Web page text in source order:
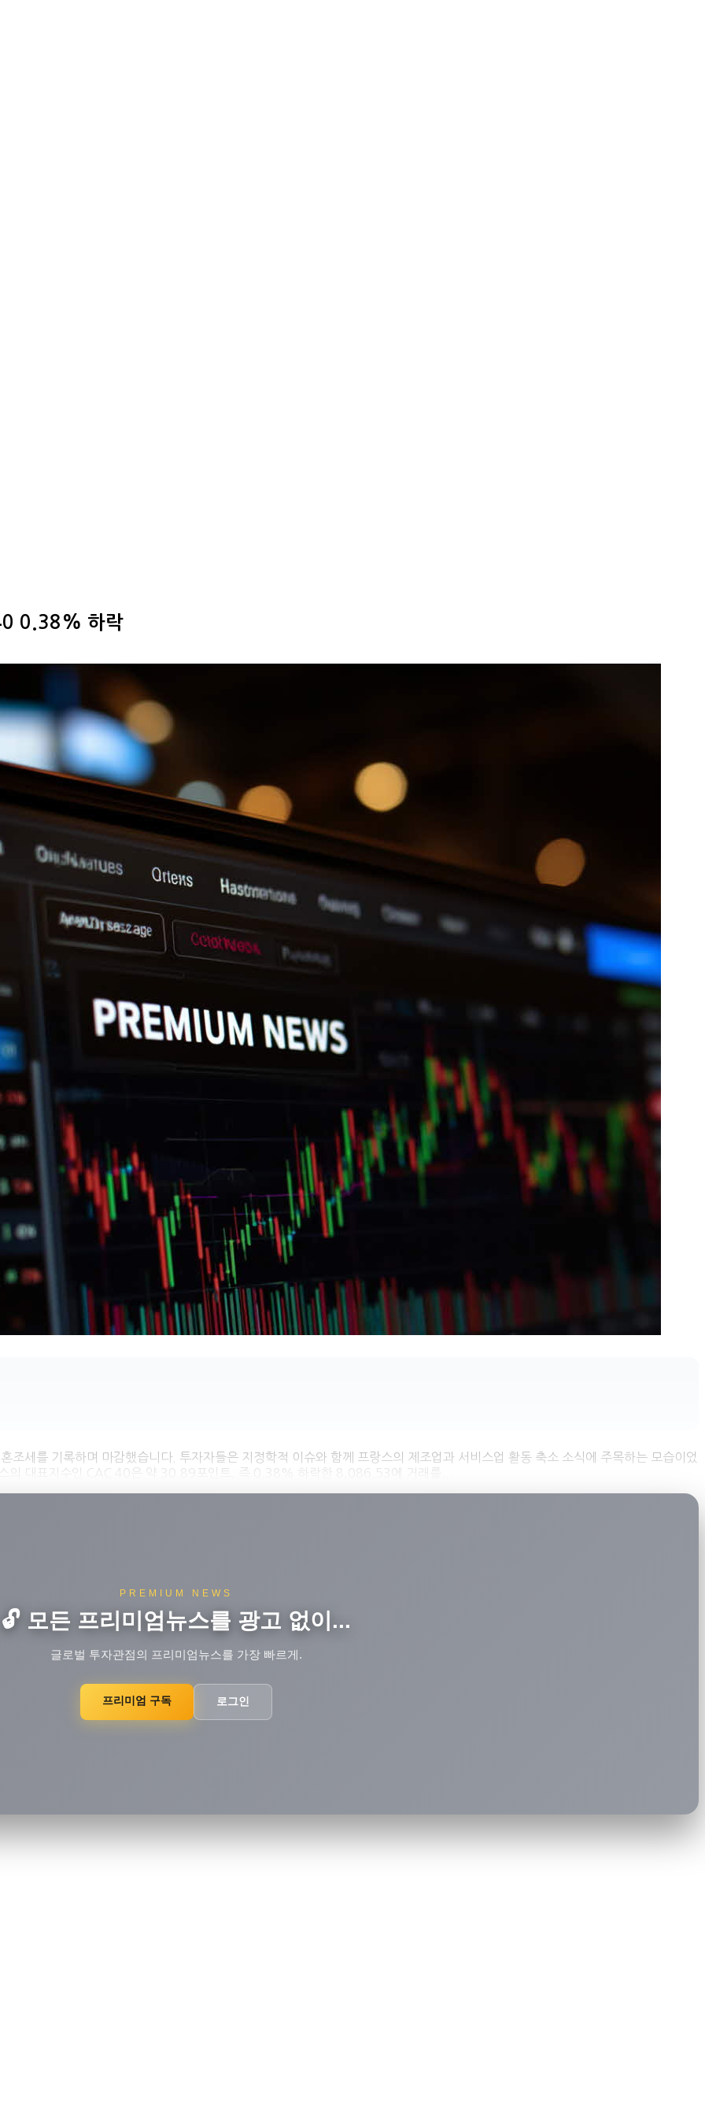
0.38% 하락
세를 기록하며 마감했습니다. 투자자들은 지정학적 이슈와 함께 프랑스의 제조업과 서비스업 활동 축소 소식에 주목하는 모습이었
의 대표지수인 CAC 40은 약 30.89포인트, 즉 0.38% 하락한 8,086.53에 거래를...
PREMIUM NEWS
🔓 모든 프리미엄뉴스를 광고 없이...
글로벌 투자관점의 프리미엄뉴스를 가장 빠르게.
프리미엄 구독 로그인